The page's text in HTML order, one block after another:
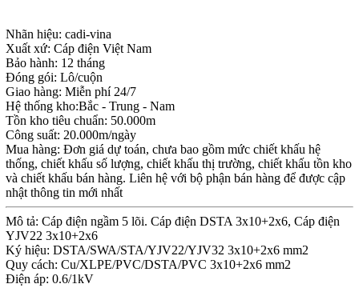
Nhãn hiệu: cadi-vina
Xuất xứ: Cáp điện Việt Nam
Bảo hành: 12 tháng
Đóng gói: Lô/cuộn
Giao hàng: Miễn phí 24/7
Hệ thống kho:Bắc - Trung - Nam
Tồn kho tiêu chuẩn: 50.000m
Công suất: 20.000m/ngày
Mua hàng: Đơn giá dự toán, chưa bao gồm mức chiết khấu hệ
thống, chiết khấu số lượng, chiết khấu thị trường, chiết khấu tồn kho
và chiết khấu bán hàng. Liên hệ với bộ phận bán hàng để được cập
nhật thông tin mới nhất
Mô tả: Cáp điện ngầm 5 lõi. Cáp điện DSTA 3x10+2x6, Cáp điện
YJV22 3x10+2x6
Ký hiệu: DSTA/SWA/STA/YJV22/YJV32 3x10+2x6 mm2
Quy cách: Cu/XLPE/PVC/DSTA/PVC 3x10+2x6 mm2
Điện áp: 0.6/1kV